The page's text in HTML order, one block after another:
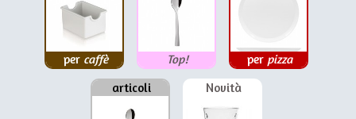
per caffè Top! per pizza
articoli
Novità